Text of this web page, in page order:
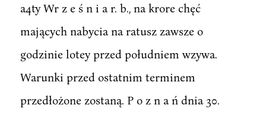
a4ty Wr z e ś n i a r. b., na krore chęć
mających nabycia na ratusz zawsze o
godzinie lotey przed południem wzywa.
Warunki przed ostatnim terminem
przedłożone zostaną. P o z n a ń dnia 30.